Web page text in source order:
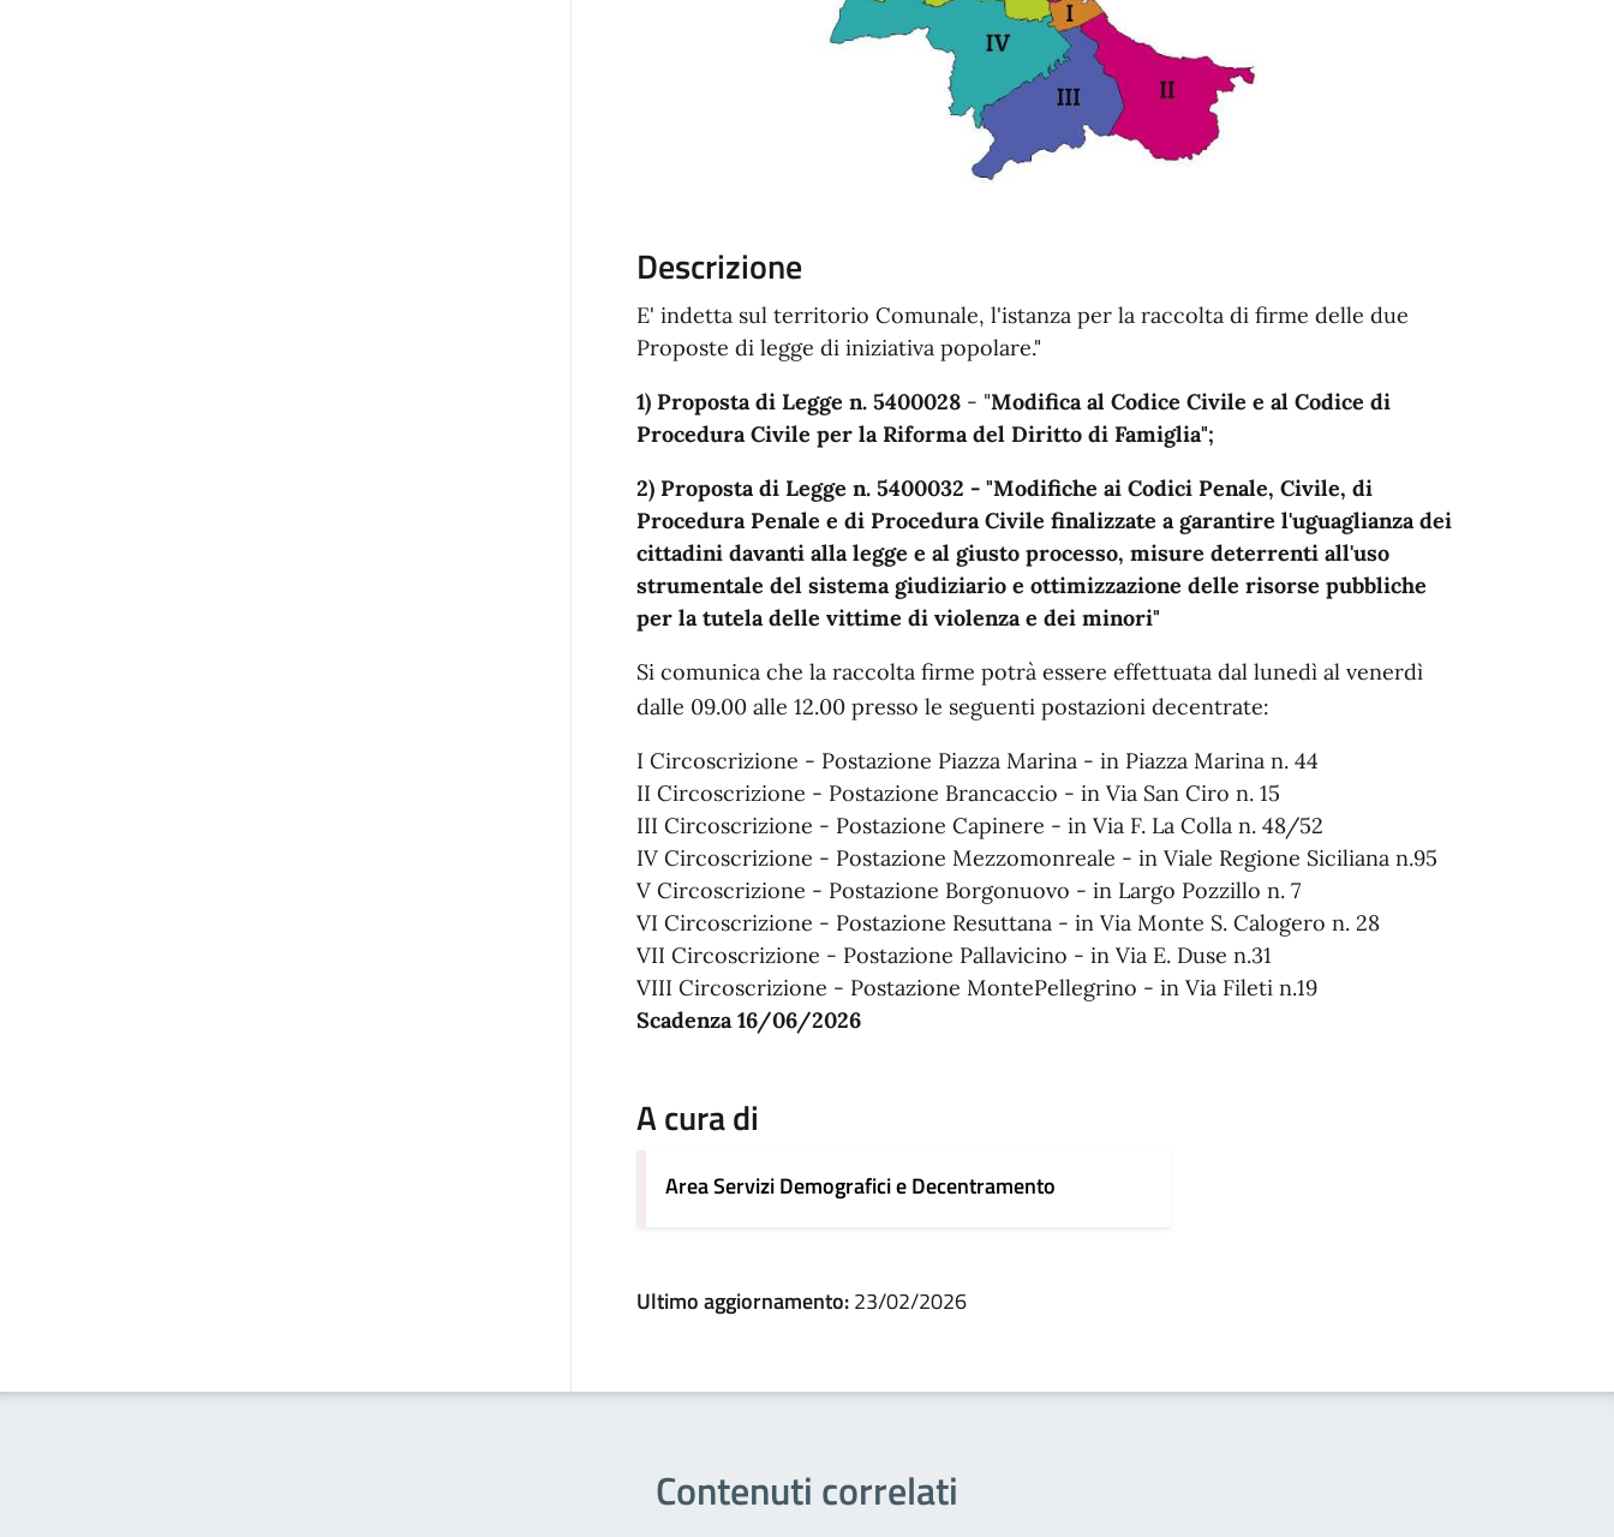
Descrizione
E' indetta sul territorio Comunale, l'istanza per la raccolta di firme delle due
Proposte di legge di iniziativa popolare."
1) Proposta di Legge n. 5400028 - "Modifica al Codice Civile e al Codice di
Procedura Civile per la Riforma del Diritto di Famiglia";
2) Proposta di Legge n. 5400032 - "Modifiche ai Codici Penale, Civile, di
Procedura Penale e di Procedura Civile finalizzate a garantire l'uguaglianza dei
cittadini davanti alla legge e al giusto processo, misure deterrenti all'uso
strumentale del sistema giudiziario e ottimizzazione delle risorse pubbliche
per la tutela delle vittime di violenza e dei minori"
Si comunica che la raccolta firme potrà essere effettuata dal lunedì al venerdì
dalle 09.00 alle 12.00 presso le seguenti postazioni decentrate:
I Circoscrizione - Postazione Piazza Marina - in Piazza Marina n. 44
II Circoscrizione - Postazione Brancaccio - in Via San Ciro n. 15
III Circoscrizione - Postazione Capinere - in Via F. La Colla n. 48/52
IV Circoscrizione - Postazione Mezzomonreale - in Viale Regione Siciliana n.95
V Circoscrizione - Postazione Borgonuovo - in Largo Pozzillo n. 7
VI Circoscrizione - Postazione Resuttana - in Via Monte S. Calogero n. 28
VII Circoscrizione - Postazione Pallavicino - in Via E. Duse n.31
VIII Circoscrizione - Postazione MontePellegrino - in Via Fileti n.19
Scadenza 16/06/2026
A cura di
Area Servizi Demografici e Decentramento
Ultimo aggiornamento:23/02/2026
Contenuti correlati